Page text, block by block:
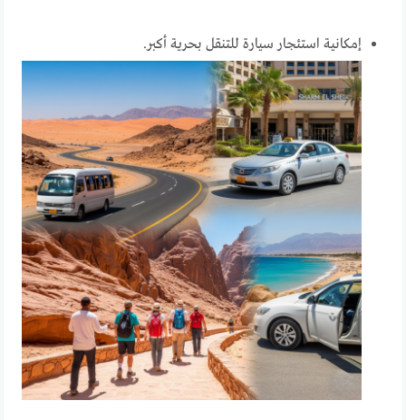
إمكانية استئجار سيارة للتنقل بحرية أكبر.